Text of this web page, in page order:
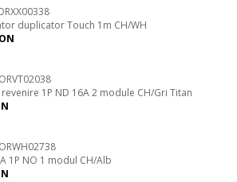
duplicator Touch 1m CH/WH
1P ND 16A 2 module CH/Gri Titan
1P NO 1 modul CH/Alb